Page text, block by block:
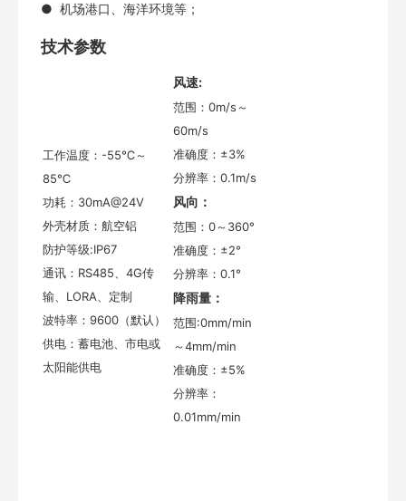
● 机场港口、海洋环境等；
技术参数
工作温度：-55℃～
85℃
功耗：30mA@24V
外壳材质：航空铝
防护等级:IP67
通讯：RS485、4G传
输、LORA、定制
波特率：9600（默认）
供电：蓄电池、市电或
太阳能供电
风速:
范围：0m/s～
60m/s
准确度：±3%
分辨率：0.1m/s
风向：
范围：0～360°
准确度：±2°
分辨率：0.1°
降雨量：
范围:0mm/min
～4mm/min
准确度：±5%
分辨率：
0.01mm/min